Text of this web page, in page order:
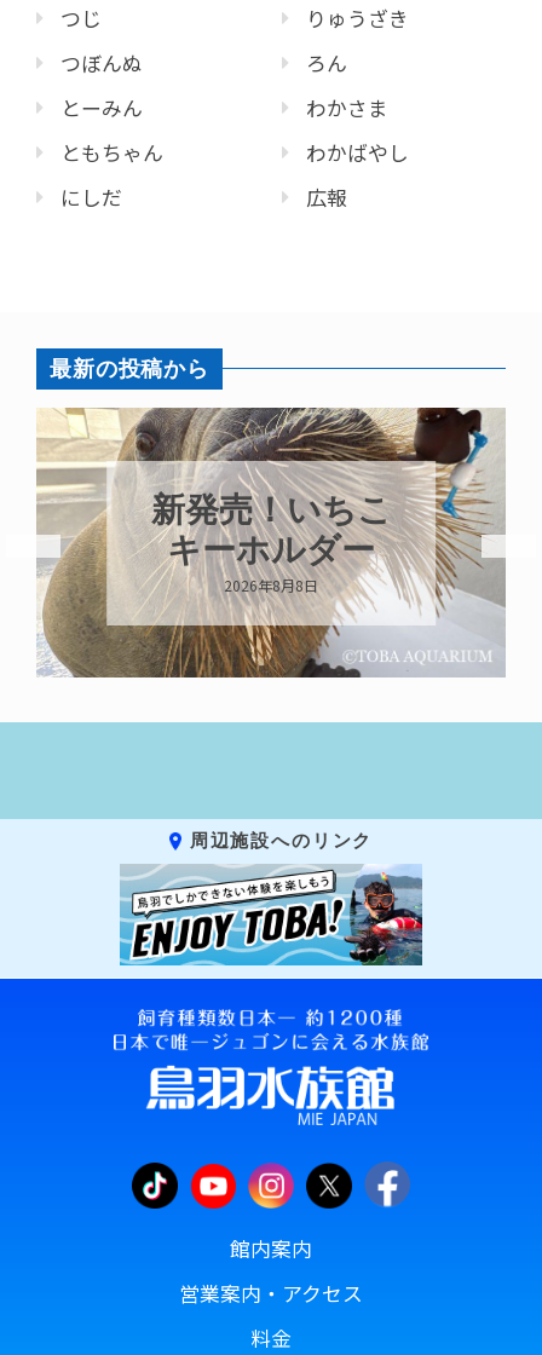
つじ
つぼんぬ
とーみん
ともちゃん
にしだ
りゅうざき
ろん
わかさま
わかばやし
広報
最新の投稿から
新発売！いちこ
キーホルダー
2026年8月8日
周辺施設へのリンク
館内案内
営業案内・アクセス
料金